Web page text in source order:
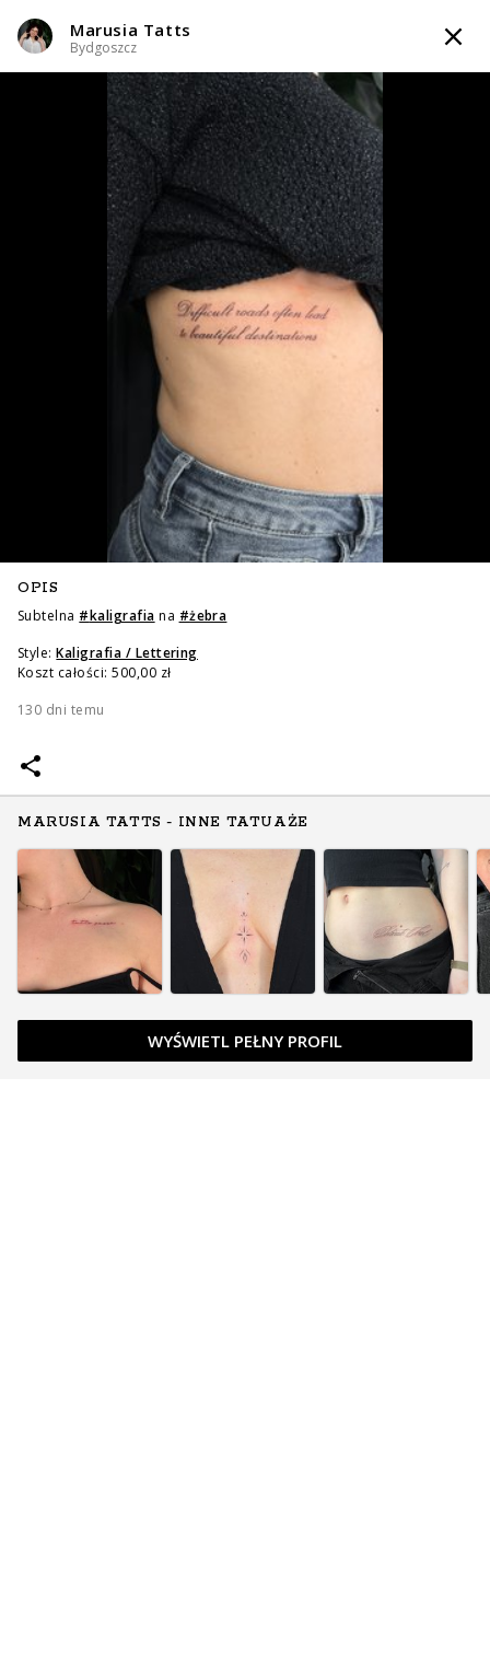
TATTOOARTIST
Marusia Tatts
Bydgoszcz
Black & Grey / Dotwork / Graficzny / Sketch / Kaligrafia /
Lettering / Line work / Fineline / Outline / Minimalizm
WIADOMOŚĆ
WZORY TATTOO LIFE
Marusia Tatts
Bydgoszcz
OPIS
Subtelna #kaligrafia na #żebra
Style: Kaligrafia / Lettering
Koszt całości: 500,00 zł
130 dni temu
MARUSIA TATTS - INNE TATUAŻE
WYŚWIETL PEŁNY PROFIL